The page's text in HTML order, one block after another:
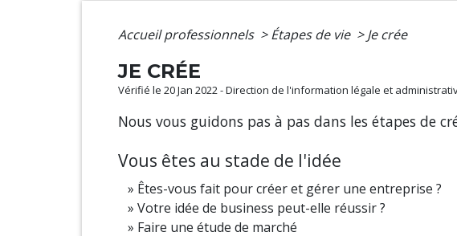
Accueil professionnels > Étapes de vie > Je crée
JE CRÉE
Vérifié le 20 Jan 2022 - Direction de l'information légale et
Nous vous guidons pas à pas dans les étapes de
Vous êtes au stade de l'idée
Êtes-vous fait pour créer et gérer une entreprise ?
Votre idée de business peut-elle réussir ?
Faire une étude de marché